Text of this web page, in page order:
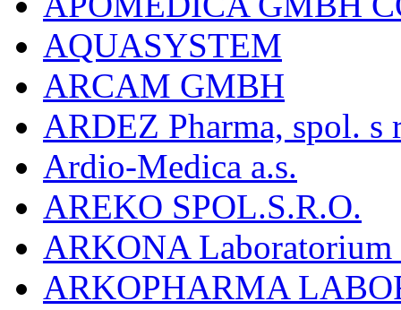
AQUASYSTEM
ARCAM GMBH
ARDEZ Pharma, spol. s
Ardio-Medica a.s.
AREKO SPOL.S.R.O.
ARKONA
ARKOPHARMA